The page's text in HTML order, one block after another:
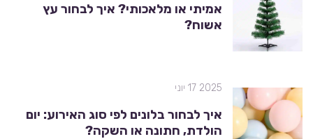
אמיתי או מלאכותי? איך לבחור עץ
אשוח?
2025 17 יוני
איך לבחור בלונים לפי סוג האירוע: יום
הולדת, חתונה או השקה?